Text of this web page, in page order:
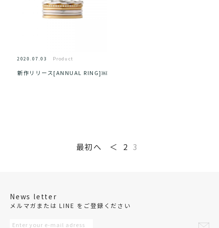
2020.07.03 Product
新作リリース[ANNUAL RING]￼
最初へ ＜ 2 3
News letter
メルマガまたは LINE をご登録ください